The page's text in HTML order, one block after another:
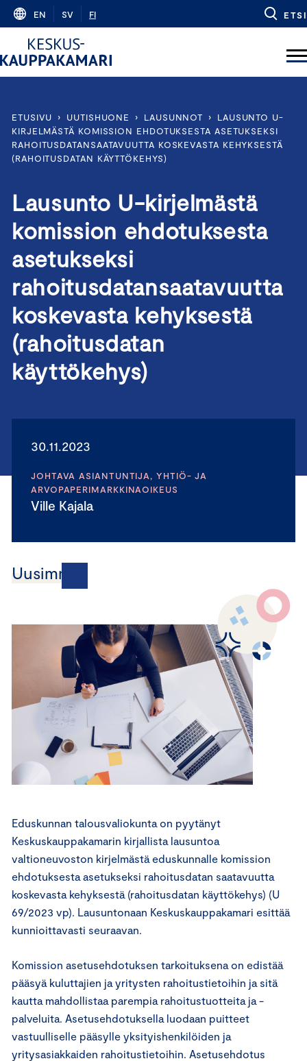
Skip
content
EN SV FI ETSI
ETUSIVU › UUTISHUONE › LAUSUNNOT ›
LAUSUNTO U-
KIRJELMÄSTÄ KOMISSION EHDOTUKSESTA ASETUKSEKSI
RAHOITUSDATANSAATAVUUTTA KOSKEVASTA KEHYKSESTÄ
(RAHOITUSDATAN KÄYTTÖKEHYS)
Lausunto U-kirjelmästä
komission ehdotuksesta
asetukseksi
rahoitusdatansaatavuutta
koskevasta kehyksestä
(rahoitusdatan
käyttökehys)
30.11.2023
JOHTAVA ASIANTUNTIJA, YHTIÖ- JA
ARVOPAPERIMARKKINAOIKEUS
Ville Kajala
Uusimmat
Eduskunnan talousvaliokunta on pyytänyt
Keskuskauppakamarin kirjallista lausuntoa
valtioneuvoston kirjelmästä eduskunnalle komission
ehdotuksesta asetukseksi rahoitusdatan saatavuutta
koskevasta kehyksestä (rahoitusdatan käyttökehys) (U
69/2023 vp). Lausuntonaan Keskuskauppakamari esittää
kunnioittavasti seuraavan.
Komission asetusehdotuksen tarkoituksena on edistää
pääsyä kuluttajien ja yritysten rahoitustietoihin ja sitä
kautta mahdollistaa parempia rahoitustuotteita ja -
palveluita. Asetusehdotuksella luodaan puitteet
vastuulliselle pääsylle yksityishenkilöiden ja
yritysasiakkaiden rahoitustietoihin. Asetusehdotus